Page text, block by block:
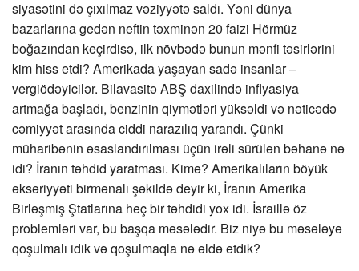
siyasətini də çıxılmaz vəziyyətə saldı. Yəni dünya
bazarlarına gedən neftin təxminən 20 faizi Hörmüz
boğazından keçirdisə, ilk növbədə bunun mənfi təsirlərini
kim hiss etdi? Amerikada yaşayan sadə insanlar –
vergiödəyicilər. Bilavasitə ABŞ daxilində inflyasiya
artmağa başladı, benzinin qiymətləri yüksəldi və nəticədə
cəmiyyət arasında ciddi narazılıq yarandı. Çünki
müharibənin əsaslandırılması üçün irəli sürülən bəhanə nə
idi? İranın təhdid yaratması. Kimə? Amerikalıların böyük
əksəriyyəti birmənalı şəkildə deyir ki, İranın Amerika
Birləşmiş Ştatlarına heç bir təhdidi yox idi. İsraillə öz
problemləri var, bu başqa məsələdir. Biz niyə bu məsələyə
qoşulmalı idik və qoşulmaqla nə əldə etdik?